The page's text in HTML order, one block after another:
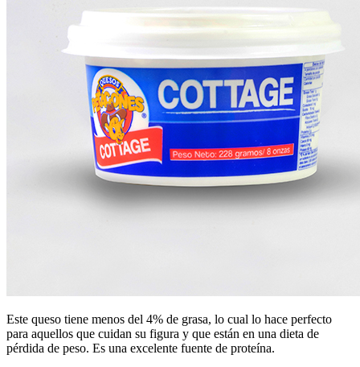
Este queso tiene menos del 4% de grasa, lo cual lo hace perfecto
para aquellos que cuidan su figura y que están en una dieta de
pérdida de peso. Es una excelente fuente de proteína.